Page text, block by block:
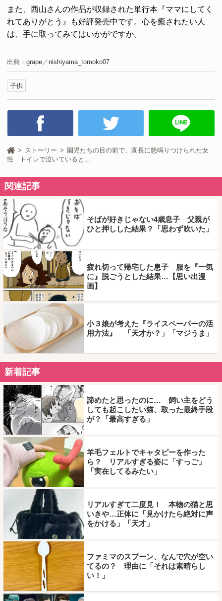
また、西山さんの作品が収録された単行本『ママにしてく
れてありがとう』も好評発売中です。心を癒されたい人
は、手に取ってみてはいかがですか。
出典： grape／nishiyama_tomoko07
子供
ストーリー
園児たちの目の前で、園長に怒鳴りつけられた女
性 トイレで泣いていると…
関連記事
そばが好きじゃない4歳息子 父親が
ひと押しした結果？「思わず吹いた」
疲れ切って帰宅した息子 服を『一気
に』脱ごうとした結果…【思い出漫
画】
小３娘が考えた『ライスペーパーの活
用方法』 「天才か？」「マジうま」
新着記事
諦めたと思ったのに… 飼い主をどう
しても起こしたい猫、取った最終手段
が？「最高すぎる」
羊毛フェルトでキャタピーを作った
ら？ リアルすぎる姿に「すっご」
「実在してるみたい」
リアルすぎて二度見！ 本物の猫と思
いきや…正体に「見かけたら絶対に声
をかける」「天才」
ファミマのスプーン、なんで穴が空い
てるの？ 理由に「それは素晴らし
い！」